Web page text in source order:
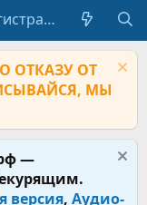
Регистрация
ОТКАЗУ ОТ
МЫ
—
версия, Аудио-